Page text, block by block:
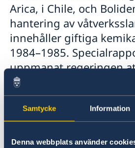
Samtycke Information
Denna webbplats använder
Arica, i Chile, och
hantering av
innehåller giftiga
1984–1985.
uppmanat regeringen
omedelbara åtgärder
påstådda pågående
mänskliga rättigheter
ansvar utkrävs av
ha orsakat övergreppen.